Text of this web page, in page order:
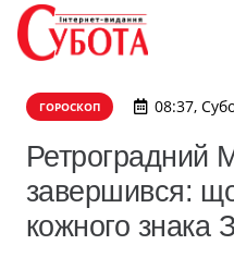
ГОРОСКОП 08:37,
Ретроградний
завершився:
кожного знака